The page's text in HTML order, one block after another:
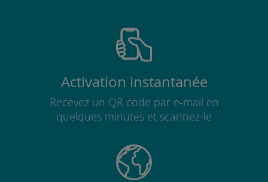
Activation instantanée
Recevez un QR code par e-mail en
quelques minutes et scannez-le